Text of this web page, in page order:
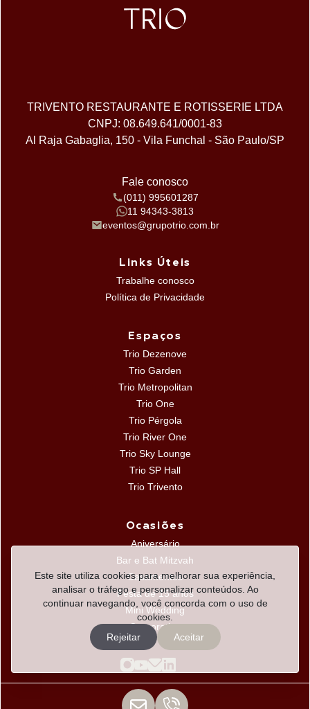
Este site utiliza cookies para melhorar sua experiência,
analisar o tráfego e personalizar conteúdos. Ao
continuar navegando, você concorda com o uso de
cookies.
Rejeitar
Aceitar
TRIVENTO RESTAURANTE E ROTISSERIE LTDA
CNPJ: 08.649.641/0001-83
Al Raja Gabaglia, 150 - Vila Funchal - São Paulo/SP
Fale conosco
(011) 995601287
11 94343-3813
eventos@grupotrio.com.br
Links Úteis
Trabalhe conosco
Política de Privacidade
Espaços
Trio Dezenove
Trio Garden
Trio Metropolitan
Trio One
Trio Pérgola
Trio River One
Trio Sky Lounge
Trio SP Hall
Trio Trivento
Ocasiões
Aniversário
Bar e Bat Mitzvah
Casamentos
Festa de 15 anos
Mini Wedding
Corporativo